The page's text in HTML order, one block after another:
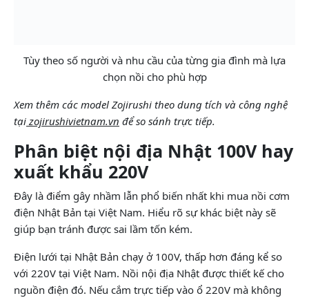
Tùy theo số người và nhu cầu của từng gia đình mà lựa
chọn nồi cho phù hợp
Xem thêm các model Zojirushi theo dung tích và công nghệ
tại zojirushivietnam.vn để so sánh trực tiếp.
Phân biệt nội địa Nhật 100V hay
xuất khẩu 220V
Đây là điểm gây nhầm lẫn phổ biến nhất khi mua nồi cơm
điện Nhật Bản tại Việt Nam. Hiểu rõ sự khác biệt này sẽ
giúp bạn tránh được sai lầm tốn kém.
Điện lưới tại Nhật Bản chạy ở 100V, thấp hơn đáng kể so
với 220V tại Việt Nam. Nồi nội địa Nhật được thiết kế cho
nguồn điện đó. Nếu cắm trực tiếp vào ổ 220V mà không